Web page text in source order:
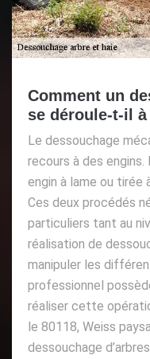
Comment un
se déroule-t-il
Le dessouchage
recours à des
engin à lame ou tirée
Ces deux procédés
particuliers tant au
réalisation de
manipuler les
professionnel
réaliser cette
le 80118, Weiss
dessouchage